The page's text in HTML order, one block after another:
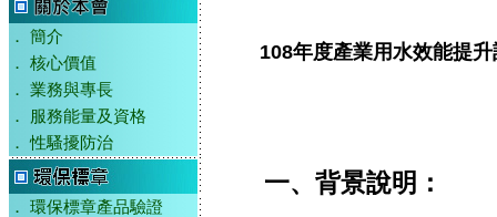
．
簡介
．
核心價值
．
業務與專長
．
服務能量及資格
．
性騷擾防治
．
環保標章產品驗證
108年度產業用水效能提
一、背景說明：